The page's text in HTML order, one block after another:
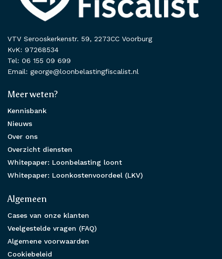
VTV Serooskerkenstr. 59, 2273CC Voorburg
KvK: 97268534
Tel: 06 155 09 699
Email: george@loonbelastingfiscalist.nl
Meer weten?
Kennisbank
Nieuws
Over ons
Overzicht diensten
Whitepaper: Loonbelasting loont
Whitepaper: Loonkostenvoordeel (LKV)
Algemeen
Cases van onze klanten
Veelgestelde vragen (FAQ)
Algemene voorwaarden
Cookiebeleid